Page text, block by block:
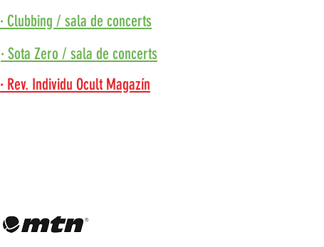
· Clubbing / sala de concerts
· Sota Zero / sala de concerts
· Rev. Individu Ocult Magazín